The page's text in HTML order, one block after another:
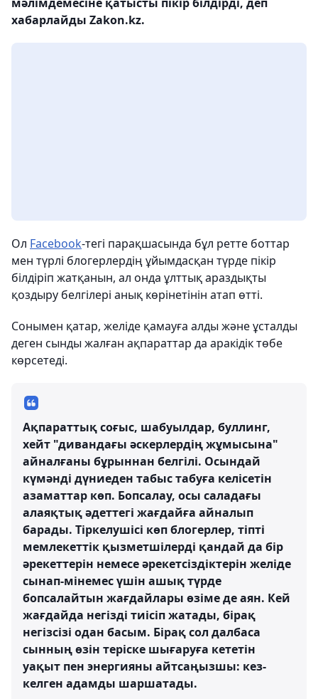
хабарлайды Zakon.kz.
Ол Facebook-тегі парақшасында бұл ретте боттар
мен түрлі блогерлердің ұйымдасқан түрде пікір
білдіріп жатқанын, ал онда ұлттық араздықты
қоздыру белгілері анық көрінетінін атап өтті.
Сонымен қатар, желіде қамауға алды және ұсталды
деген сынды жалған ақпараттар да аракідік төбе
көрсетеді.
Ақпараттық соғыс, шабуылдар, буллинг,
хейт "дивандағы әскерлердің жұмысына"
айналғаны бұрыннан белгілі. Осындай
күмәнді дүниеден табыс табуға келісетін
азаматтар көп. Бопсалау, осы саладағы
алаяқтық әдеттегі жағдайға айналып
барады. Тіркелушісі көп блогерлер, тіпті
мемлекеттік қызметшілерді қандай да бір
әрекеттерін немесе әрекетсіздіктерін желіде
сынап-мінемес үшін ашық түрде
бопсалайтын жағдайлары өзіме де аян. Кей
жағдайда негізді тиісіп жатады, бірақ
негізсізі одан басым. Бірақ сол далбаса
сынның өзін теріске шығаруға кететін
уақыт пен энергияны айтсаңызшы: кез-
келген адамды шаршатады.